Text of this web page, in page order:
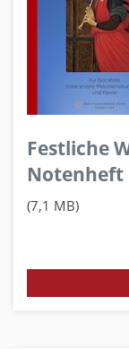
Festliche
Notenheft
(7,1 MB)